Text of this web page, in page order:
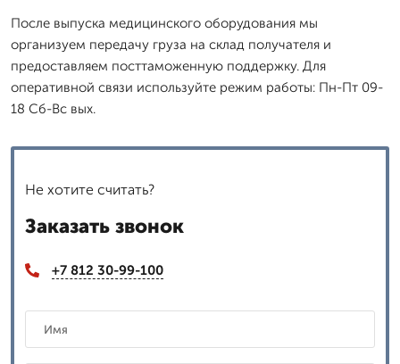
После выпуска медицинского оборудования мы
организуем передачу груза на склад получателя и
предоставляем посттаможенную поддержку. Для
оперативной связи используйте режим работы: Пн-Пт 09-
18 Сб-Вс вых.
Не хотите считать?
Заказать звонок
+7 812 30-99-100